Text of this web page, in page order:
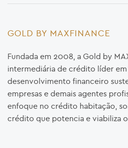
GOLD BY MAXFINANCE
Fundada em 2008, a Gold by
intermediária de crédito líder em
desenvolvimento financeiro
empresas e demais agentes
enfoque no crédito habitação,
crédito que potencia e viabiliza